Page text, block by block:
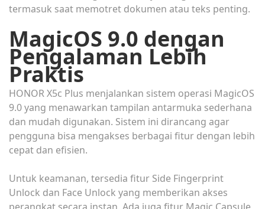
termasuk saat memotret dokumen atau teks penting.
MagicOS 9.0 dengan
Pengalaman Lebih
Praktis
HONOR X5c Plus menjalankan sistem operasi MagicOS
9.0 yang menawarkan tampilan antarmuka sederhana
dan mudah digunakan. Sistem ini dirancang agar
pengguna bisa mengakses berbagai fitur dengan lebih
cepat dan efisien.
Untuk keamanan, tersedia fitur Side Fingerprint
Unlock dan Face Unlock yang memberikan akses
perangkat secara instan. Ada juga fitur Magic Capsule